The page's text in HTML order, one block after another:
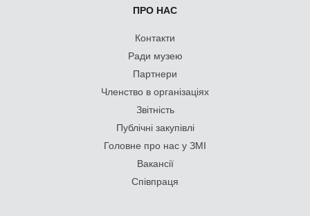
ПРО НАС
Контакти
Ради музею
Партнери
Членство в організаціях
Звітність
Публічні закупівлі
Головне про нас у ЗМІ
Вакансії
Співпраця